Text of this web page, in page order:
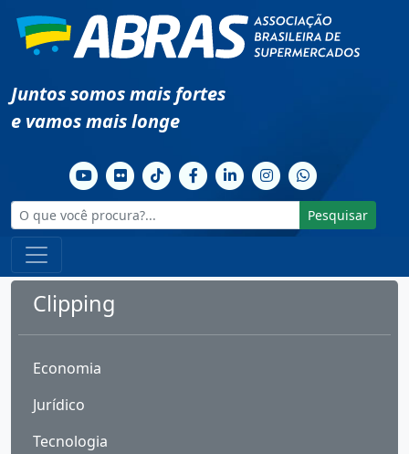
Juntos somos mais fortes
e vamos mais longe
Pesquisar
Clipping
Economia
Jurídico
Tecnologia